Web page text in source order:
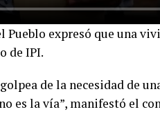
Pueblo expresó que una
de IPI.
de la necesidad de
es la vía”, manifestó el